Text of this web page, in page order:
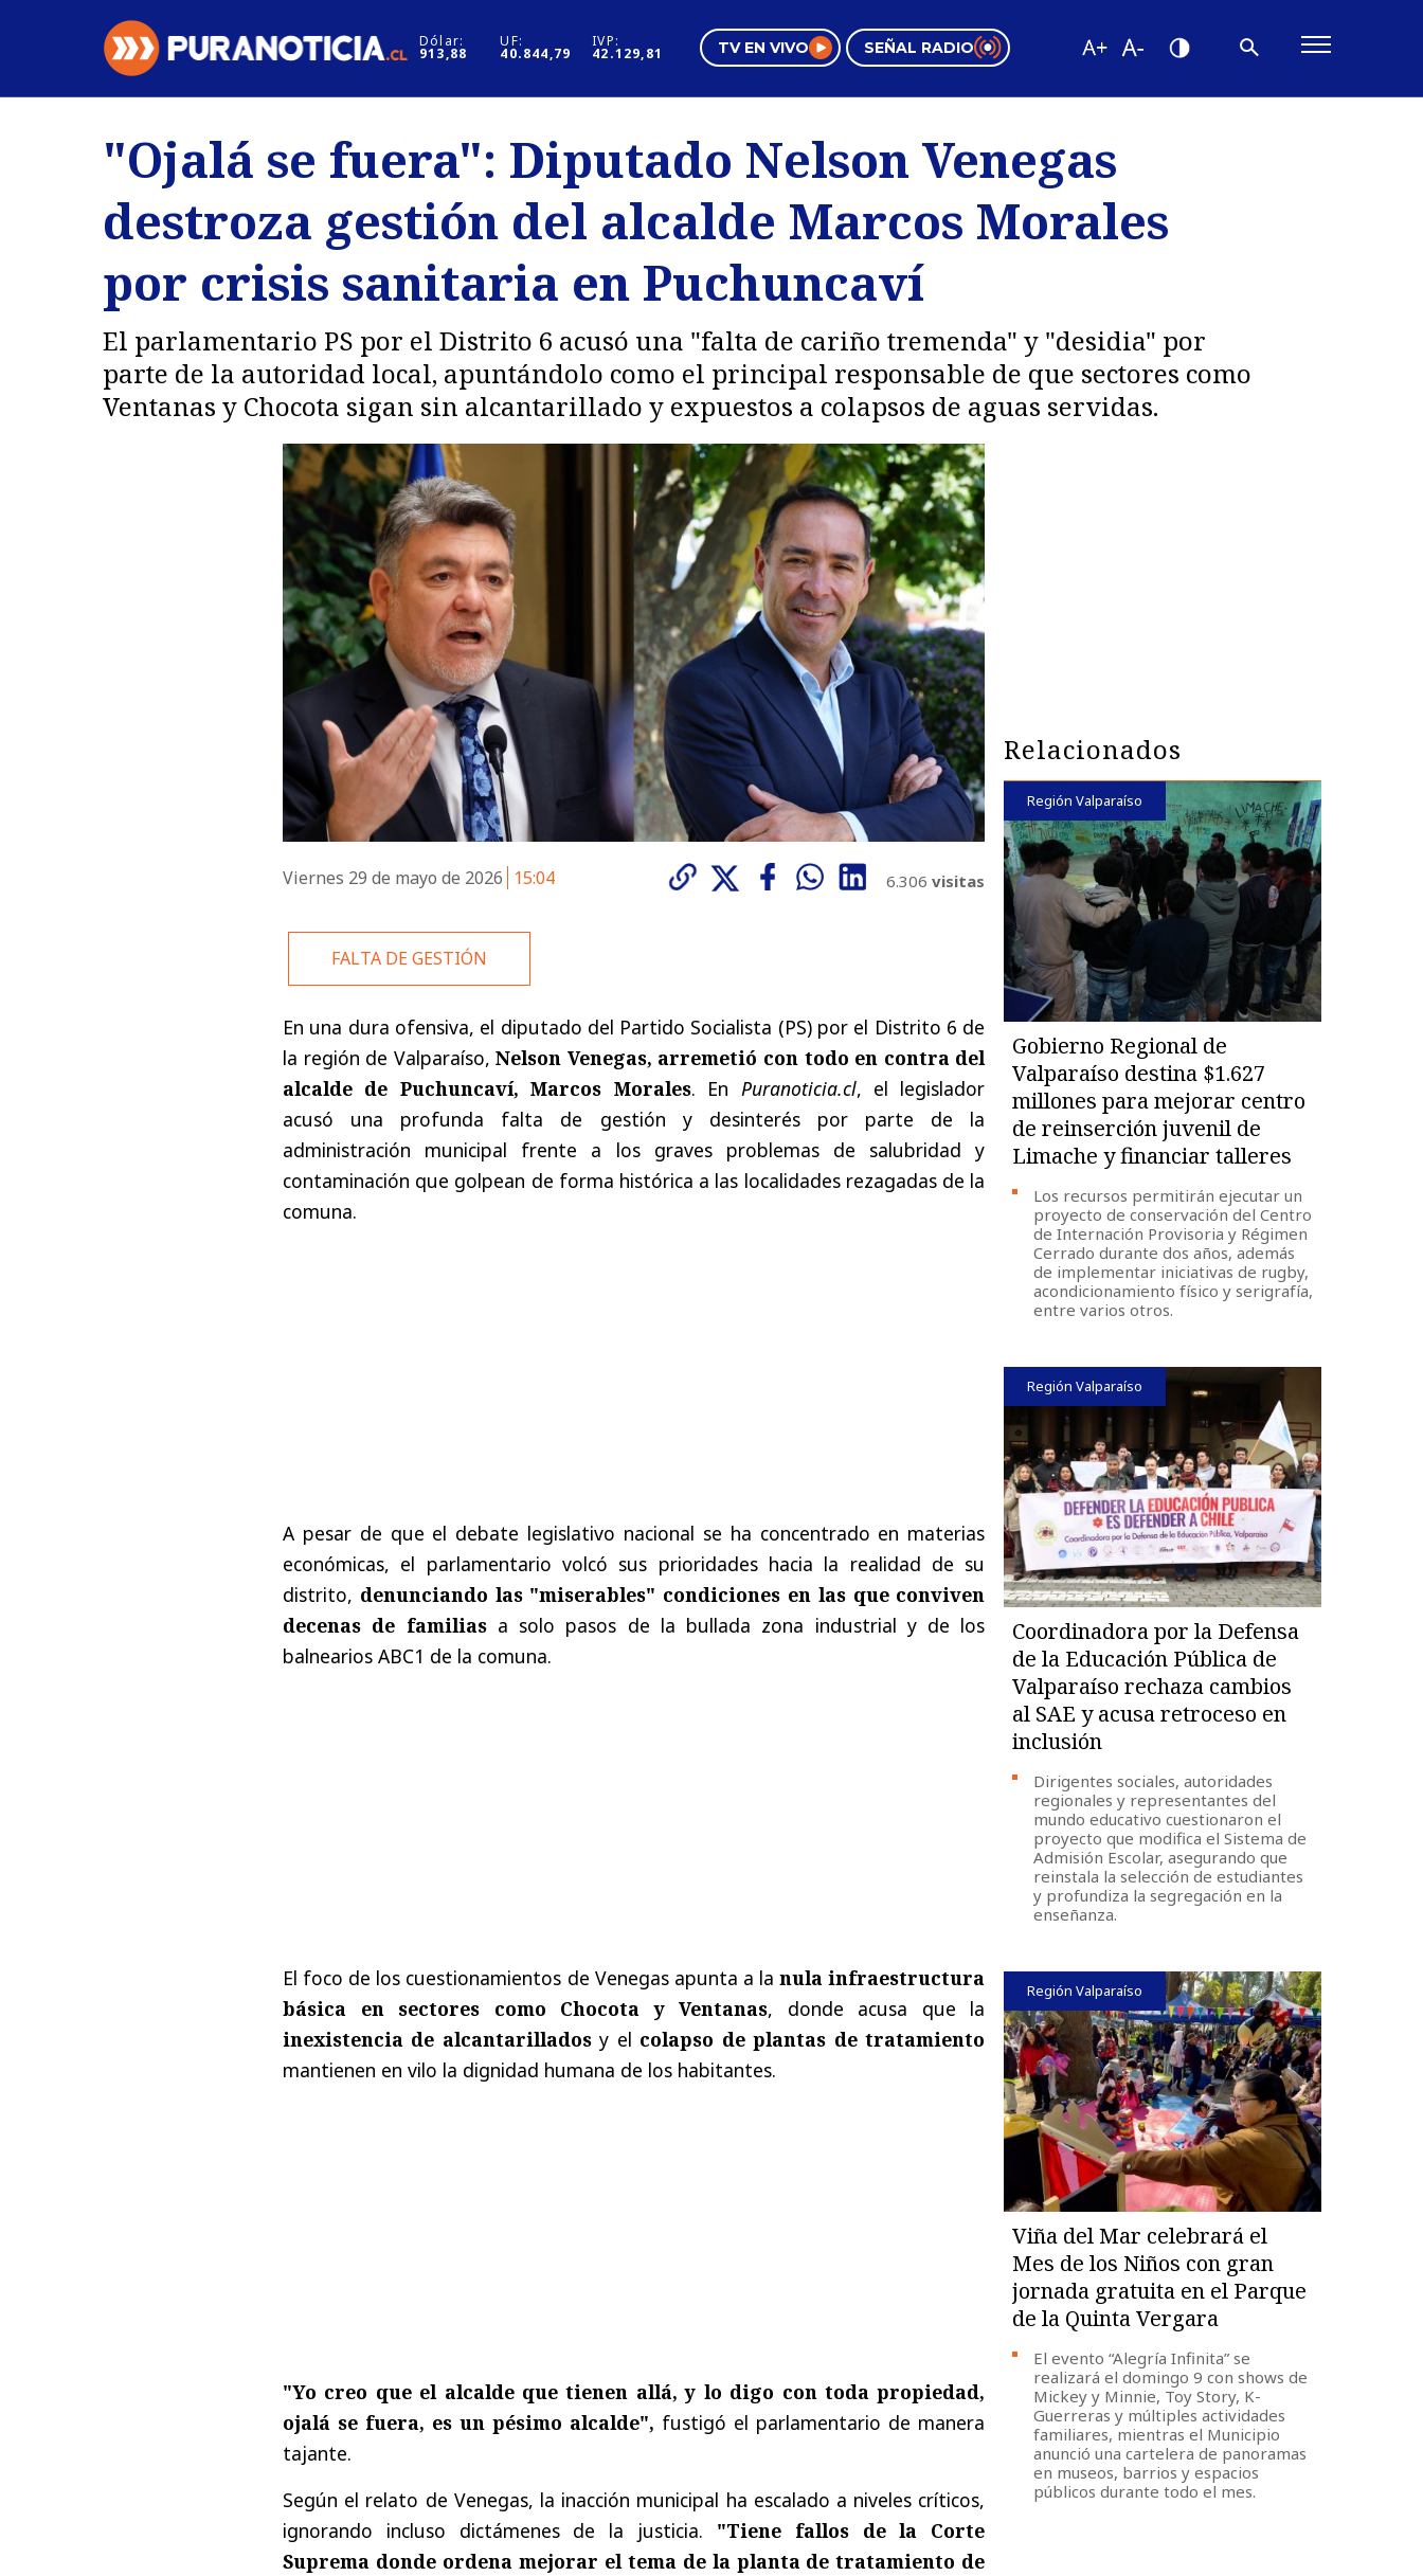
Dólar:
913,88
UF:
40.844,79
IVP:
42.129,81 TV EN VIVO SEÑAL RADIO
Regiones
Deportes
Internacional
Motores
Negocios
Pura Mujer
Tendencias
Videos
"Ojalá se fuera": Diputado Nelson Venegas
destroza gestión del alcalde Marcos Morales
por crisis sanitaria en Puchuncaví
El parlamentario PS por el Distrito 6 acusó una "falta de cariño tremenda" y "desidia" por
parte de la autoridad local, apuntándolo como el principal responsable de que sectores como
Ventanas y Chocota sigan sin alcantarillado y expuestos a colapsos de aguas servidas.
Viernes 29 de mayo de 2026 15:04 6.306 visitas
FALTA DE GESTIÓN
En una dura ofensiva, el diputado del Partido Socialista (PS) por el Distrito 6 de
la región de Valparaíso,Nelson Venegas, arremetió con todo en contra del
alcalde de Puchuncaví, Marcos Morales. En Puranoticia.cl, el legislador
acusó una profunda falta de gestión y desinterés por parte de la
administración municipal frente a los graves problemas de salubridad y
contaminación que golpean de forma histórica a las localidades rezagadas de la
comuna.
A pesar de que el debate legislativo nacional se ha concentrado en materias
económicas, el parlamentario volcó sus prioridades hacia la realidad de su
distrito, denunciando las "miserables" condiciones en las que conviven
decenas de familiasa solo pasos de la bullada zona industrial y de los
balnearios ABC1 de la comuna.
El foco de los cuestionamientos de Venegas apunta a lanula infraestructura
básica en sectores como Chocota y Ventanas, donde acusa que la
inexistencia de alcantarilladosy el colapso de plantas de tratamiento
mantienen en vilo la dignidad humana de los habitantes.
"Yo creo que el alcalde que tienen allá, y lo digo con toda propiedad,
ojalá se fuera, es un pésimo alcalde", fustigó el parlamentario de manera
tajante.
Según el relato de Venegas, la inacción municipal ha escalado a niveles críticos,
ignorando incluso dictámenes de la justicia. "Tiene fallos de la Corte
Suprema donde ordena mejorar el tema de la planta de tratamiento de
Relacionados
Región Valparaíso
Gobierno Regional de
Valparaíso destina $1.627
millones para mejorar centro
de reinserción juvenil de
Limache y financiar talleres
Los recursos permitirán ejecutar un
proyecto de conservación del Centro
de Internación Provisoria y Régimen
Cerrado durante dos años, además
de implementar iniciativas de rugby,
acondicionamiento físico y serigrafía,
entre varios otros.
Región Valparaíso
Coordinadora por la Defensa
de la Educación Pública de
Valparaíso rechaza cambios
al SAE y acusa retroceso en
inclusión
Dirigentes sociales, autoridades
regionales y representantes del
mundo educativo cuestionaron el
proyecto que modifica el Sistema de
Admisión Escolar, asegurando que
reinstala la selección de estudiantes
y profundiza la segregación en la
enseñanza.
Región Valparaíso
Viña del Mar celebrará el
Mes de los Niños con gran
jornada gratuita en el Parque
de la Quinta Vergara
El evento “Alegría Infinita” se
realizará el domingo 9 con shows de
Mickey y Minnie, Toy Story, K-
Guerreras y múltiples actividades
familiares, mientras el Municipio
anunció una cartelera de panoramas
en museos, barrios y espacios
públicos durante todo el mes.